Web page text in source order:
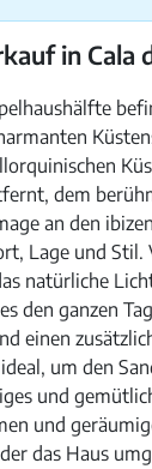
in Cala
dem
an den
Lage und
natürliche
den ganzen
einen
um den
und
und
das Haus